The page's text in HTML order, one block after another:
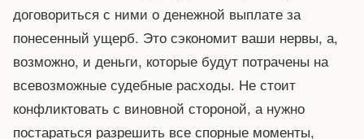
договориться с ними о денежной выплате за
понесенный ущерб. Это сэкономит ваши нервы, а,
возможно, и деньги, которые будут потрачены на
всевозможные судебные расходы. Не стоит
конфликтовать с виновной стороной, а нужно
постараться разрешить все спорные моменты,